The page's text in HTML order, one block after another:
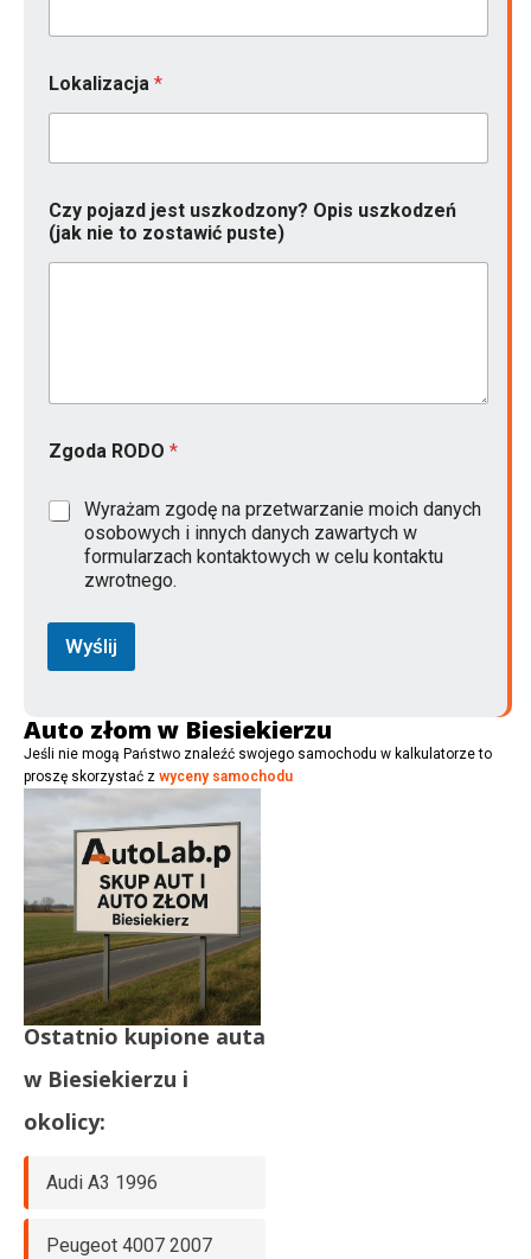
Lokalizacja *
p
i
s
j
i
O
Czy pojazd jest uszkodzony? Opis uszkodzeń
(jak nie to zostawić puste)
Zgoda RODO *
Wyrażam zgodę na przetwarzanie moich danych
osobowych i innych danych zawartych w
formularzach kontaktowych w celu kontaktu
zwrotnego.
Wyślij
Auto złom w Biesiekierzu
Jeśli nie mogą Państwo znaleźć swojego samochodu w kalkulatorze to
proszę skorzystać z wyceny samochodu
Ostatnio kupione auta
w Biesiekierzu i
okolicy:
Audi A3 1996
Peugeot 4007 2007